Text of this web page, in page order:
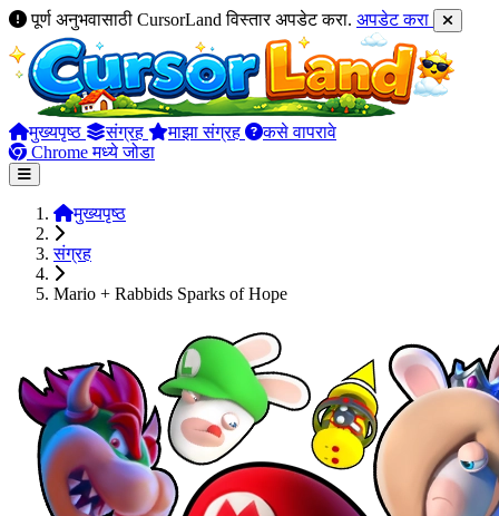
पूर्ण अनुभवासाठी CursorLand विस्तार अपडेट करा. अपडेट करा
मुख्यपृष्ठ संग्रह माझा संग्रह
कसे वापरावे
Chrome मध्ये जोडा
मुख्यपृष्ठ
संग्रह
Mario + Rabbids Sparks of Hope